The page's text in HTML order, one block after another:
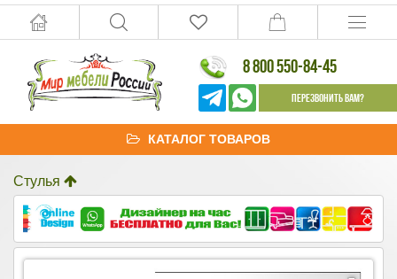
8 800 550-84-45
Перезвонить Вам?
КАТАЛОГ ТОВАРОВ
Стулья